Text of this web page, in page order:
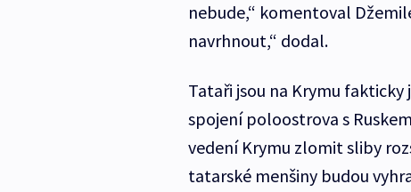
nebude,“ komentoval
navrhnout,“ dodal.
Tataři jsou na Krymu
spojení poloostrova s
vedení Krymu zlomit sliby
tatarské menšiny budou